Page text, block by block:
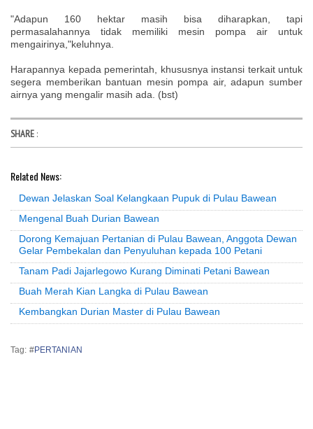
"Adapun 160 hektar masih bisa diharapkan, tapi
permasalahannya tidak memiliki mesin pompa air untuk
mengairinya,"keluhnya.
Harapannya kepada pemerintah, khususnya instansi terkait untuk
segera memberikan bantuan mesin pompa air, adapun sumber
airnya yang mengalir masih ada. (bst)
SHARE :
Related News:
Dewan Jelaskan Soal Kelangkaan Pupuk di Pulau Bawean
Mengenal Buah Durian Bawean
Dorong Kemajuan Pertanian di Pulau Bawean, Anggota Dewan
Gelar Pembekalan dan Penyuluhan kepada 100 Petani
Tanam Padi Jajarlegowo Kurang Diminati Petani Bawean
Buah Merah Kian Langka di Pulau Bawean
Kembangkan Durian Master di Pulau Bawean
Tag: #PERTANIAN